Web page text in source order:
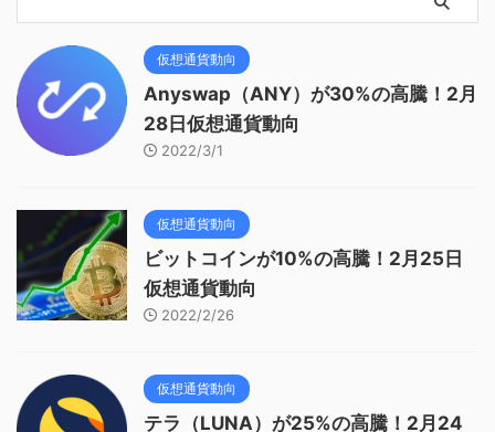
仮想通貨動向
Anyswap（ANY）が30%の高騰！2月
28日仮想通貨動向
2022/3/1
仮想通貨動向
ビットコインが10%の高騰！2月25日
仮想通貨動向
2022/2/26
仮想通貨動向
テラ（LUNA）が25%の高騰！2月24